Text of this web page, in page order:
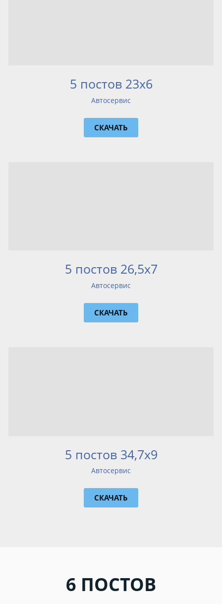
5 постов 23x6
Автосервис
СКАЧАТЬ
5 постов 26,5х7
Автосервис
СКАЧАТЬ
5 постов 34,7х9
Автосервис
СКАЧАТЬ
6 ПОСТОВ